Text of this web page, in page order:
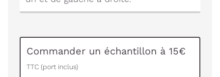
Commander un échantillon à 15€
TTC (port inclus)